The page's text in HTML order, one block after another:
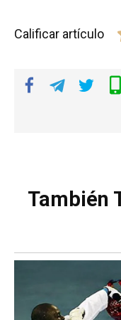
Calificar artículo
También